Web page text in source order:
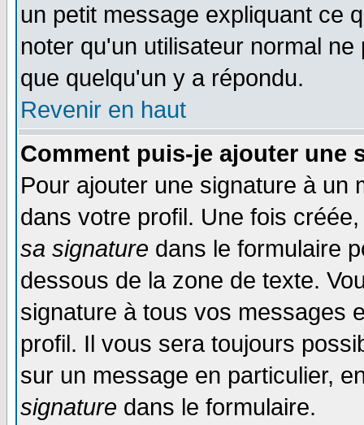
un petit message expliquant ce
noter qu'un utilisateur normal
que quelqu'un y a répondu.
Revenir en haut
Comment puis-je ajouter une
Pour ajouter une signature à un
dans votre profil. Une fois
sa signature dans le formulaire
dessous de la zone de texte.
signature à tous vos messages
profil. Il vous sera toujours
sur un message en particulier,
signature dans le formulaire.